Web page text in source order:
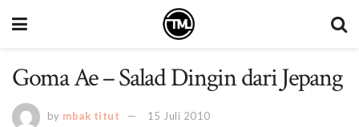
Goma Ae – Salad Dingin dari Jepang
by mbak titut 15 Juli 2010